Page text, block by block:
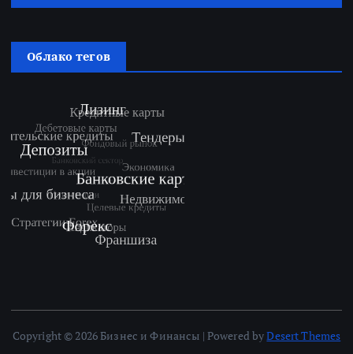
Облако тегов
Copyright © 2026 Бизнес и Финансы | Powered byDesert Themes